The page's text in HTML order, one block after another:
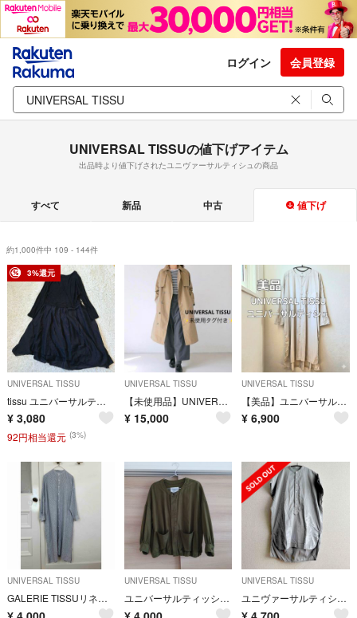
ログイン 会員登録
UNIVERSAL TISSUの値下げアイテム
出品時より値下げされたユニヴァーサルティシュの商品
すべて 新品 中古 値下げ
約1,000件中 109 - 144件
3%還元
UNIVERSAL TISSU
tissu ユニバーサルティシュ リネンコットン シルク ワンピース
¥ 3,080
92円相当還元 (3%)
UNIVERSAL TISSU
【未使用品】UNIVERSAL TISSU トレンチコート スプリングコート
¥ 15,000
UNIVERSAL TISSU
【美品】ユニバーサルティシュ シャツドレス ロング シャツ ワンピース
¥ 6,900
UNIVERSAL TISSU
GALERIE TISSUリネンシャツワンピース⭐︎UNIVERSAL TISSU
UNIVERSAL TISSU
ユニバーサルティッシュ ノーカラージャケット
UNIVERSAL TISSU
ユニヴァーサルティシュ チュニック